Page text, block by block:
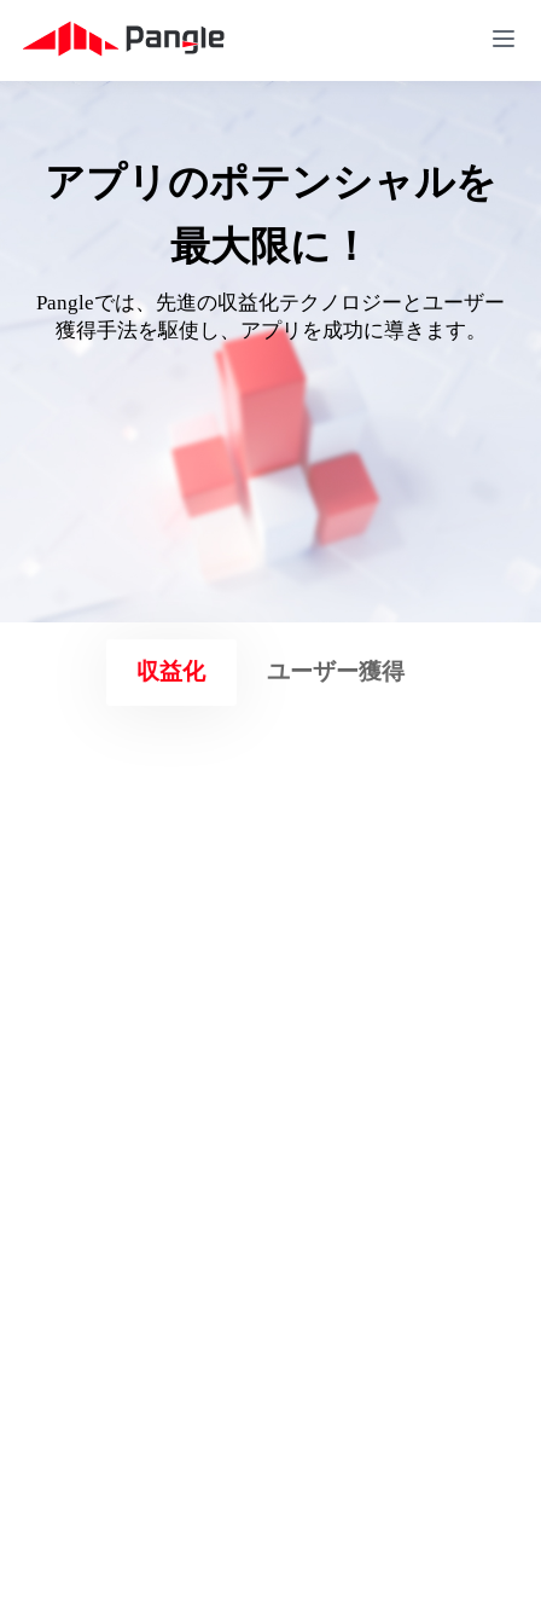
アプリのポテンシャルを
最大限に！
Pangleでは、先進の収益化テクノロジーとユーザー
獲得手法を駆使し、アプリを成功に導きます。
収益化 ユーザー獲得